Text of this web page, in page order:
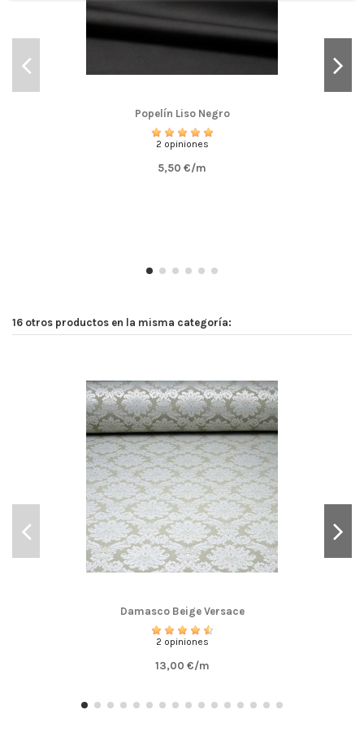
Popelín Liso Negro
2 opiniones
5,50 €/m
16 otros productos en la misma categoría:
Damasco Beige Versace
2 opiniones
13,00 €/m